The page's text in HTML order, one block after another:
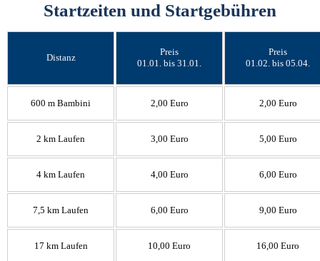
Startzeiten und Startgebühren
Distanz
Preis
01.01. bis 31.01.
Preis
01.02. bis 05.04.
600 m Bambini 2,00 Euro 2,00 Euro
2 km Laufen 3,00 Euro 5,00 Euro
4 km Laufen 4,00 Euro 6,00 Euro
7,5 km Laufen 6,00 Euro 9,00 Euro
17 km Laufen 10,00 Euro 16,00 Euro